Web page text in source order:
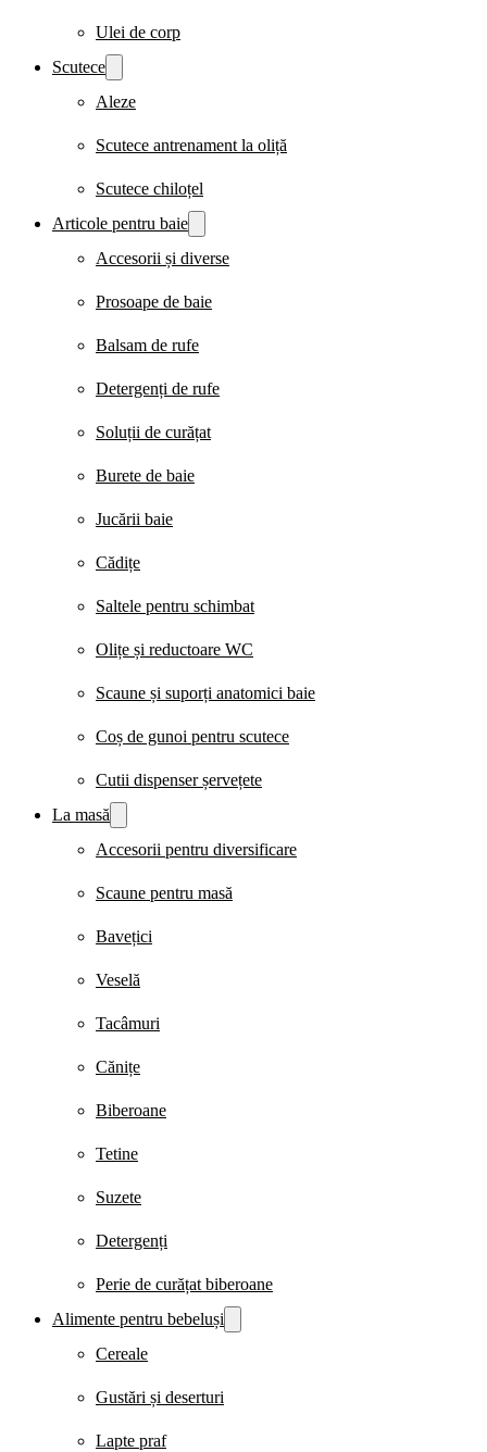
Ulei de corp
Scutece
Aleze
Scutece antrenament la oliță
Scutece chiloțel
Articole pentru baie
Accesorii și diverse
Prosoape de baie
Balsam de rufe
Detergenți de rufe
Soluții de curățat
Burete de baie
Jucării baie
Cădițe
Saltele pentru schimbat
Olițe și reductoare WC
Scaune și suporți anatomici baie
Coș de gunoi pentru scutece
Cutii dispenser șervețete
La masă
Accesorii pentru diversificare
Scaune pentru masă
Bavețici
Veselă
Tacâmuri
Cănițe
Biberoane
Tetine
Suzete
Detergenți
Perie de curățat biberoane
Alimente pentru bebeluși
Cereale
Gustări și deserturi
Lapte praf